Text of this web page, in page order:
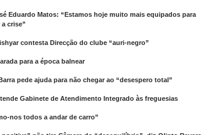
Eduardo Matos: “Estamos hoje muito mais equipados para
crise”
contesta Direcção do clube “auri-negro”
para a época balnear
pede ajuda para não chegar ao “desespero total”
Gabinete de Atendimento Integrado às freguesias
nos todos a andar de carro”